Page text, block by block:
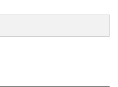
ke Pelabuhan Lembar Imbas